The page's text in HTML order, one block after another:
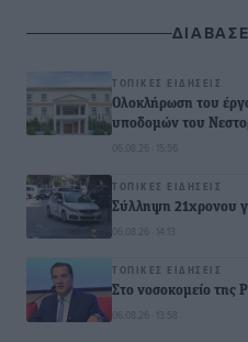
ΤΟΠΙΚΈΣ ΕΙΔΉΣΕΙΣ
Ολοκλήρωση του
υποδομών του
06.08.26 · 15:56
ΤΟΠΙΚΈΣ ΕΙΔΉΣΕΙΣ
Σύλληψη 21χρονου
06.08.26 · 14:13
ΤΟΠΙΚΈΣ ΕΙΔΉΣΕΙΣ
Στο νοσοκομείο της
06.08.26 · 13:58